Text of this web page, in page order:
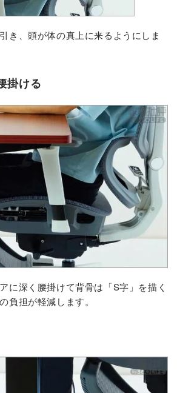
き、頭が体の真上に来るようにしま
掛ける
に深く腰掛けて背骨は「S字」を描く
負担が軽減します。